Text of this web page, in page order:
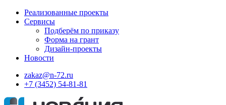
Реализованные проекты
Сервисы
Подберём по приказу
Форма на грант
Дизайн-проекты
Новости
zakaz@n-72.ru
+7 (3452) 54-81-81